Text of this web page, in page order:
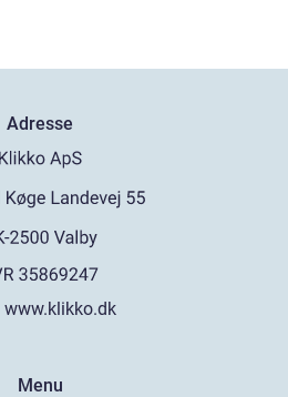
Adresse
www.klikko.dk
Menu